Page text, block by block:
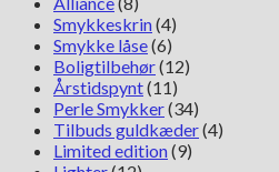
Smykkeskrin(4)
Smykke låse(6)
Boligtilbehør(12)
Årstidspynt(11)
Perle Smykker(34)
Tilbuds guldkæder(4)
Limited edition(9)